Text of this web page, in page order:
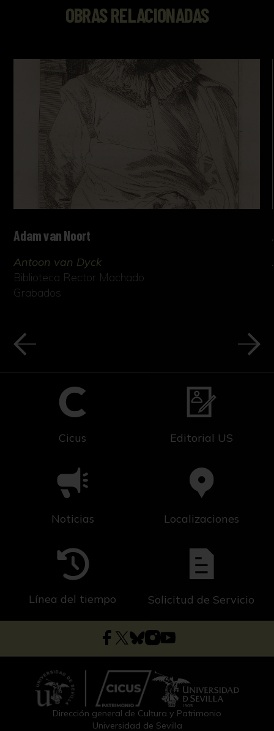
OBRAS RELACIONADAS
Adam van Noort
Antoon van Dyck
Biblioteca Rector Machado
Grabados
Cicus Editorial US
Noticias Localizaciones
Línea del tiempo Solicitud de Servicio
Dirección general de Cultura y Patrimonio
Universidad de Sevilla